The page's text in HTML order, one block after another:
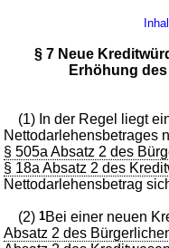
§ 7 Neue
Erhöhung
(1) In der Regel liegt
Nettodarlehensbetrages
§ 505a Absatz 2 des
§ 18a Absatz 2 des
Nettodarlehensbetrag
(2)1Bei einer neuen
Absatz 2 des